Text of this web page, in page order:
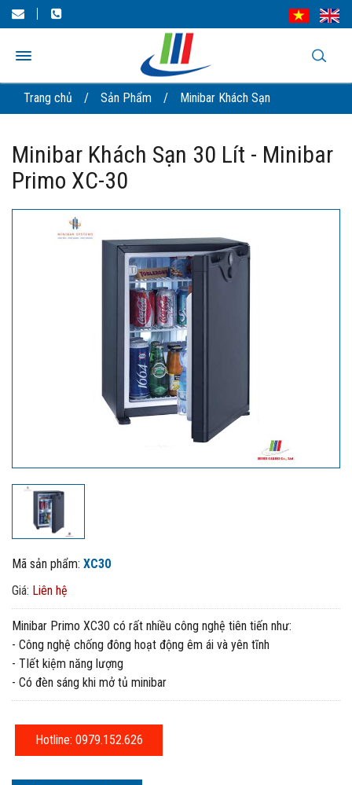
Trang chủ / Sản Phẩm / Minibar Khách Sạn
Minibar Khách Sạn 30 Lít - Minibar
Primo XC-30
Mã sản phẩm: XC30
Giá: Liên hệ
Minibar Primo XC30 có rất nhiều công nghệ tiên tiến như:
- Công nghệ chống đông hoạt động êm ái và yên tĩnh
- TIết kiệm năng lượng
- Có đèn sáng khi mở tủ minibar
Hotline: 0979.152.626